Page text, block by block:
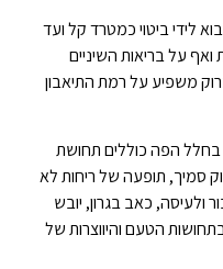
לידי ביטוי כמטרד קל ועד
על בריאות השיניים
משפיע על רמת התיאבון
בחלל הפה כוללים תחושת
סמיך, תופעה של ריחות לא
ולעיסה, כאב בגרון, יובש
הטעם והיווצרות של